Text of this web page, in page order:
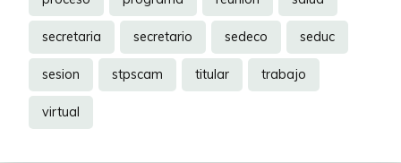
secretaria secretario sedeco seduc
sesion stpscam titular trabajo
virtual